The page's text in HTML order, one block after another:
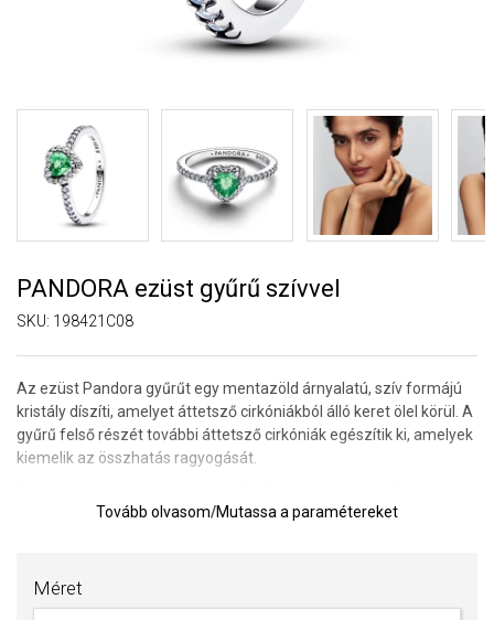
PANDORA ezüst gyűrű szívvel
SKU: 198421C08
Az ezüst Pandora gyűrűt egy mentazöld árnyalatú, szív formájú
kristály díszíti, amelyet áttetsző cirkóniákból álló keret ölel körül. A
gyűrű felső részét további áttetsző cirkóniák egészítik ki, amelyek
kiemelik az összhatás ragyogását.
ragyogó részleteken. A zöld árnyalat a reményt, a harmóniát és a
Súly: 2 g (átlagos súly megadva; a pontos súly a gyűrű méretétől
Tovább olvasom/Mutassa a paramétereket
Méret